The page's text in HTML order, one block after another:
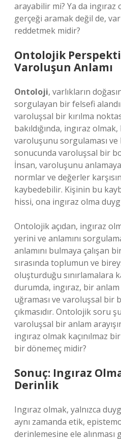
arayabilir mi? Ya da
gerçeği aramak değil de,
reddetmek midir?
Ontolojik
Varoluşun Anlamı
Ontoloji, varlıkların
sorgulayan bir felsefi
varoluşsal bir kırılma
bakıldığında, ingıraz
varoluşunu sorgulaması
sonucunda varoluşsal bir
İnsan, varoluşunu
normlar ve değerler
kaybedebilir. Kişinin bu
hissi, ona ingıraz olma
Ontolojik açıdan, ingıraz
yerini ve anlamını
anlamını bulmaya çalışan
sırasında toplumun ve
oluşturduğu sınırlamalara
durumda, ingıraz, bir anlam
uğraması ve varoluşsal bir
çıkmasıdır. Ontolojik soru
varoluşsal bir anlam
ingıraz olmak kaçınılmaz
bir dönemeç midir?
Sonuç: Ingıraz
Derinlik
Ingıraz olmak, yalnızca
aynı zamanda etik,
derinlemesine ele alınması